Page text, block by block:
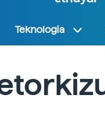
Teknologia